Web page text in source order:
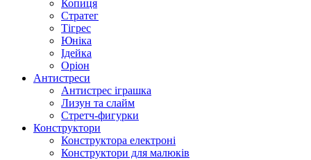
Копиця
Стратег
Тігрес
Юніка
Ідейка
Оріон
Антистреси
Антистрес іграшка
Лизун та слайм
Стретч-фигурки
Конструктори
Конструктора електроні
Конструктори для малюків